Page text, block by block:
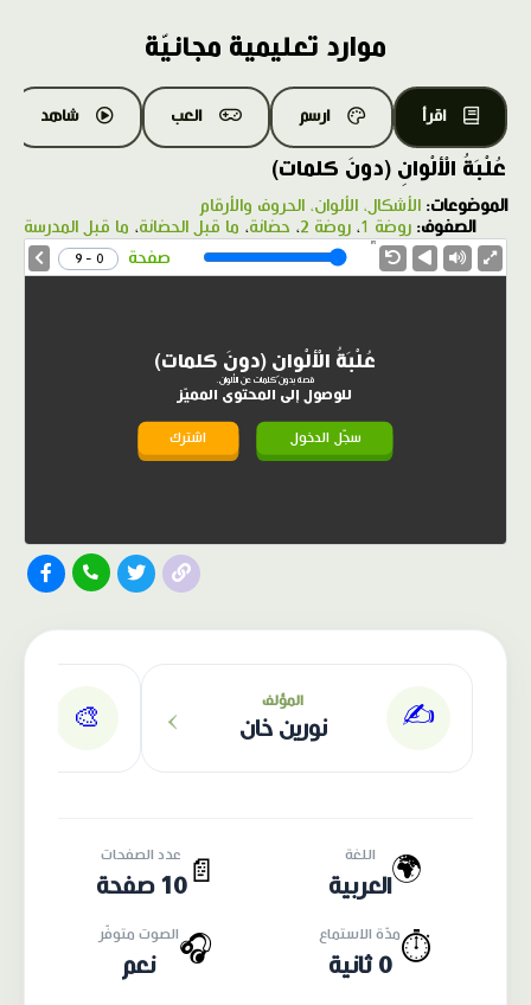
موارد تعليمية مجانيّة
اقرأ ارسم العب شاهد
عُلْبَةُ الْألْوانِ (دونَ كلمات)
الموضوعات: الأشكال، الألوان، الحروف والأرقام
الصفوف: روضة 1 ، روضة 2 ، حضانة، ما قبل الحضانة، ما قبل المدرسة
صفحة 0 - 9
عُلْبَةُ الْألْوانِ (دونَ كلمات)
قصة بدون كلمات عن الألوان.
للوصول إلى المحتوى المميّز
سجّل الدخول اشترك
✍️ المؤلف
نورين خان ›
🎨
🌍 اللغة
العربية 📄
عدد الصفحات
10 صفحة
⏱️مدّة الاستماع
0 ثانية
🎧الصوت متوفّر
نعم